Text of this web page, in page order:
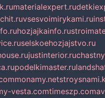
materialexpert.ru
vsesvoimirykami.ru
hozjajkainfo.ru
selskoehozjajstvo.ru
justinterior.ru
podelkimaster.ru
monamy.net
vesta.comtimeszp.com